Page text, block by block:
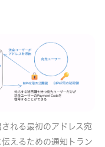
れる最初のアドレス宛
えるための通知トラン